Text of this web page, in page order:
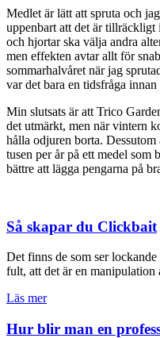
Medlet är lätt att spruta och
uppenbart att det är
och hjortar ska välja andra
men effekten avtar allt för
sommarhalvåret när jag
var det bara en tidsfråga
Min slutsats är att Trico
det utmärkt, men när vintern
hålla odjuren borta.
tusen per år på ett medel som
bättre att lägga pengarna på
Så skapar du Clickbait
Det finns de som ser
fult, att det är en
Läs mer
Hur blir man en